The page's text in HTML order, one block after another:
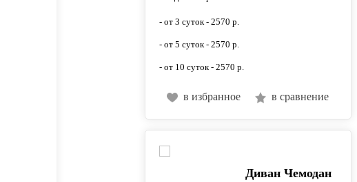
- от 3 суток - 2570 р.
- от 5 суток - 2570 р.
- от 10 суток - 2570 р.
в избранное в сравнение
Диван Чемодан